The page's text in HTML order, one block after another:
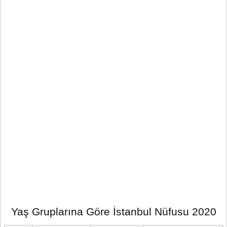
Yaş Gruplarına Göre İstanbul Nüfusu 2020